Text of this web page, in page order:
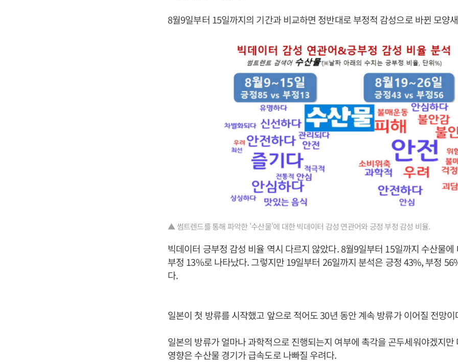
8월9일부터 15일까지의 기간과 비교하면 정반대로 부정적 감성으로 바뀐 모양
▲ 썸트렌드를 통해 파악한 '수산물'에 대한 빅데이터 감성 연관어와 긍정 부정 감성 비율.
빅데이터 긍부정 감성 비율 역시 다르지 않았다. 8월9일부터 15일까지 수산물
부정 13%로 나타났다. 그렇지만 19일부터 26일까지 분석은 긍정 43%, 부정
다.
일본이 첫 방류를 시작했고 앞으로 적어도 30년 동안 계속 방류가 이어질 전망이
일본의 방류가 얼마나 과학적으로 진행되는지 여부에 촉각을 곤두세워야겠지만
영향은 수산물 경기가 급속도로 나빠질 우려다.